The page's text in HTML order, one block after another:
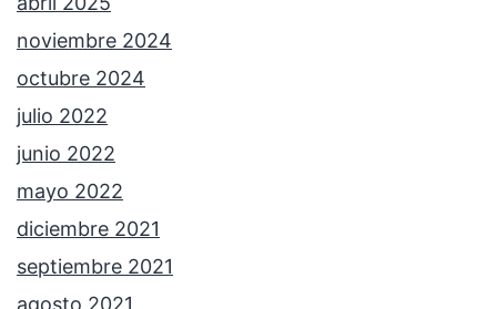
noviembre 2024
octubre 2024
julio 2022
junio 2022
mayo 2022
diciembre 2021
septiembre 2021
agosto 2021